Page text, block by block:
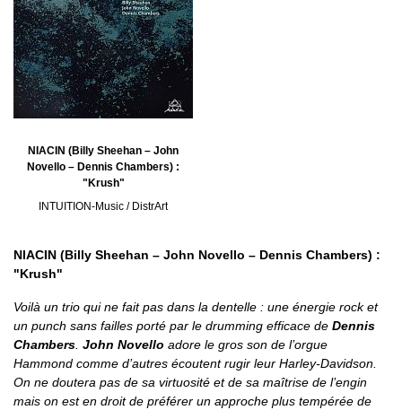
NIACIN (Billy Sheehan – John
Novello – Dennis Chambers) :
"Krush"
INTUITION-Music / DistrArt
NIACIN (Billy Sheehan – John Novello – Dennis Chambers) :
"Krush"
Voilà un trio qui ne fait pas dans la dentelle : une énergie rock et
un punch sans failles porté par le drumming efficace de Dennis
Chambers John Novello adore le gros son de l’orgue
Hammond comme d’autres écoutent rugir leur Harley-Davidson.
On ne doutera pas de sa virtuosité et de sa maîtrise de l’engin
mais on est en droit de préférer un approche plus tempérée de